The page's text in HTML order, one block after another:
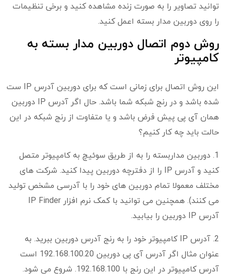
توانید تصاویر را به صورت زنده مشاهده کنید و برخی تنظیمات
را روی دوربین مدار بسته اعمل کنید.
روش دوم اتصال دوربین مدار بسته به
کامپیوتر
این روش اتصال برای زمانی است که برای دوربین آدرس IP ست
شده باشد و در رنج شبکه شما باشد. حال اگر آدرس IP دوربین
همان آی پی پیش فرض باشد و یا متفاوت از رنج شبکه در این
حالت باید چه کار کنیم؟
1. دوربین مداربسته را به از طریق سوئیچ به کامپیوتر متصل
کنید و آدرس IP را از دفترچه دوربین پیدا کنید. شرکت های
مختلف معمولا تمام دوربین های خود را با آدرسی مشخص تولید
می کنند). همچنین می توانید با کمک نرم افزار IP Finder
آدرس IP دوربین را بیابید.
2. آدرس IP کامپیوتر خود را به رنج آدرس دوربین ببرید. به
عنوان مثال اگر آدرس آی پی دوربین 192.168.100.20 است
آدرس کامپیوتر در این رنج با 192.168.100. شروع می شود.